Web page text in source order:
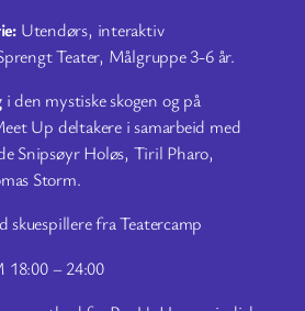
Utendørs, interaktiv
Teater, Målgruppe 3-6 år.
i den mystiske skogen og på
Up deltakere i samarbeid med
Snipsøyr Holøs, Tiril Pharo,
Storm.
skuespillere fra Teatercamp
18:00 – 24:00